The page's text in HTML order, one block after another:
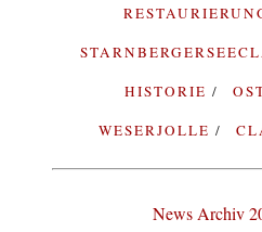
HISTORIE
WESERJOLLE
News Archiv